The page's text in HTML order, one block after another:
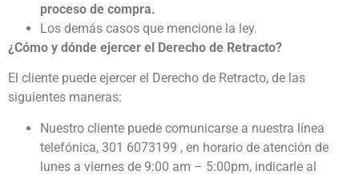
proceso de compra.
Los demás casos que mencione la ley.
¿Cómo y dónde ejercer el Derecho de Retracto?
El cliente puede ejercer el Derecho de Retracto, de las
siguientes maneras:
Nuestro cliente puede comunicarse a nuestra línea
telefónica, 301 6073199 , en horario de atención de
lunes a viernes de 9:00 am – 5:00pm, indicarle al